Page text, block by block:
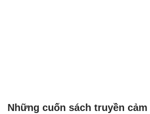
Những cuốn sách truyền